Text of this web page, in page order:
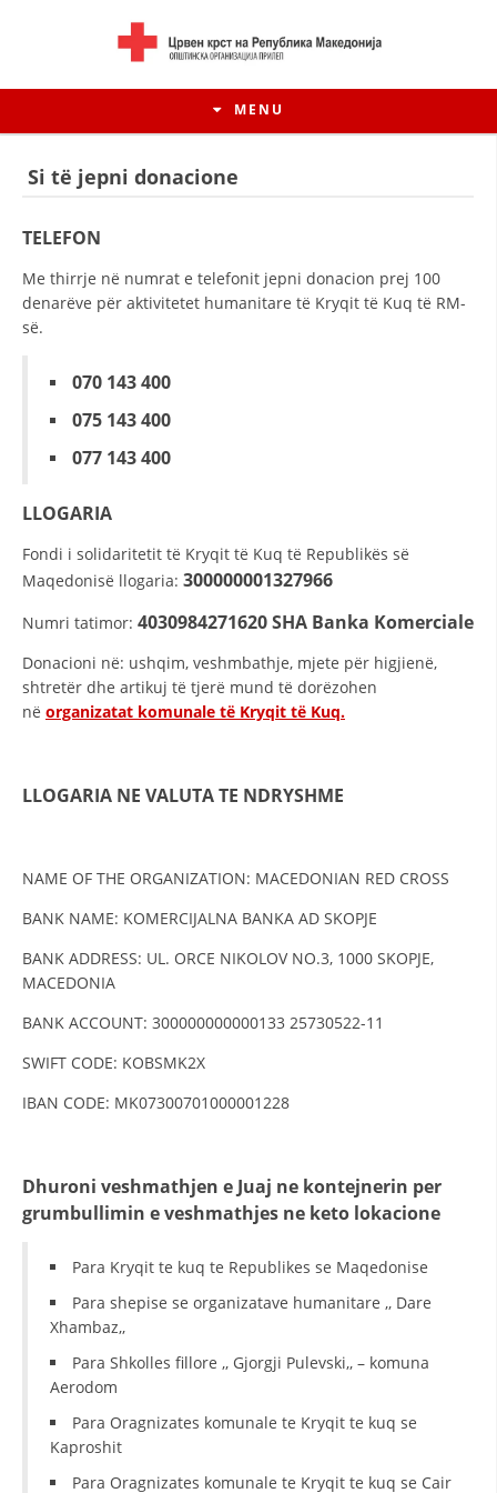
MENU
HISTORIA E KRYQIT TË KUQ
KONTAKT INFORMACIONE
ANËTARËSIMI NË STRUKTURAT PROFESIONALE
LIGJI I KRYQIT TË KUQ
STATUTI I KRYQIT TË KUQ
DISEMINIMI
DREJTA NDERKOMBETARE HUMANITARE
PROMOVIMI I VLERAVE HUMANE
SOCIALO-HUMANITARE
PËRGATITSHMËRI DHE VEPRIM GJATË KATASTROFAVE
STACIONIN E UJIT SHPËTIMIT – VODNO
MARRDHËNJE ME PUBLIKUN
Si të jepni donacione
TELEFON
Me thirrje në numrat e telefonit jepni donacion prej 100
denarëve për aktivitetet humanitare të Kryqit të Kuq të RM-
së.
070 143 400
075 143 400
077 143 400
LLOGARIA
Fondi i solidaritetit të Kryqit të Kuq të Republikës së
Maqedonisë llogaria: 300000001327966
Numri tatimor: 4030984271620SHA Banka Komerciale
Donacioni në: ushqim, veshmbathje, mjete për higjienë,
shtretër dhe artikuj të tjerë mund të dorëzohen
në organizatat komunale të Kryqit të Kuq.
LLOGARIA NE VALUTA TE NDRYSHME
NAME OF THE ORGANIZATION: MACEDONIAN RED CROSS
BANK NAME: KOMERCIJALNA BANKA AD SKOPJE
BANK ADDRESS: UL. ORCE NIKOLOV NO.3, 1000 SKOPJE,
MACEDONIA
BANK ACCOUNT: 300000000000133 25730522-11
SWIFT CODE: KOBSMK2X
IBAN CODE: MK07300701000001228
Dhuroni veshmathjen e Juaj ne kontejnerin per
grumbullimin e veshmathjes ne keto lokacione
Para Kryqit te kuq te Republikes se Maqedonise
Para shepise se organizatave humanitare ,, Dare
Xhambaz,,
Para Shkolles fillore ,, Gjorgji Pulevski,, – komuna
Aerodom
Para Oragnizates komunale te Kryqit te kuq se
Kaproshit
Para Oragnizates komunale te Kryqit te kuq se Cair